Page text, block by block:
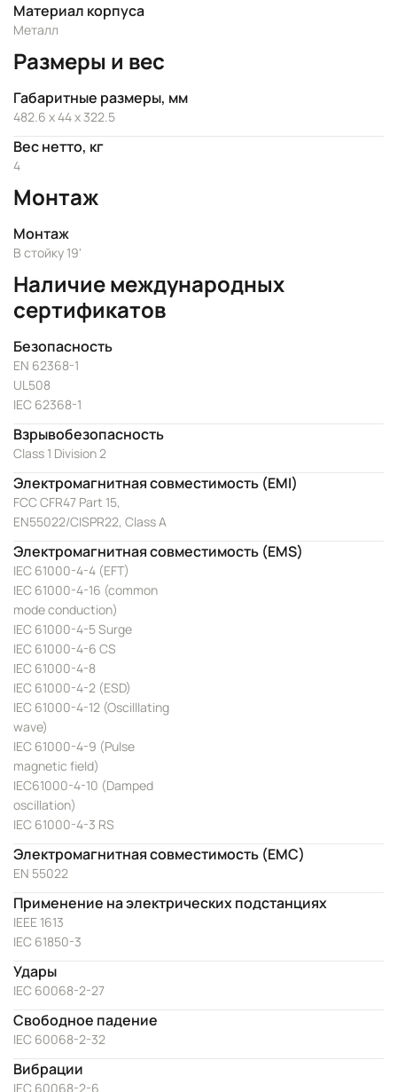
Материал корпуса
Металл
Размеры и вес
Габаритные размеры, мм
482.6 x 44 x 322.5
Вес нетто, кг
4
Монтаж
Монтаж
В стойку 19'
Наличие международных
сертификатов
Безопасность
EN 62368-1
UL508
IEC 62368-1
Взрывобезопасность
Class 1 Division 2
Электромагнитная совместимость (EMI)
FCC CFR47 Part 15,
EN55022/CISPR22, Class A
Электромагнитная совместимость (EMS)
IEC 61000-4-4 (EFT)
IEC 61000-4-16 (common
mode conduction)
IEC 61000-4-5 Surge
IEC 61000-4-6 CS
IEC 61000-4-8
IEC 61000-4-2 (ESD)
IEC 61000-4-12 (Oscilllating
wave)
IEC 61000-4-9 (Pulse
magnetic field)
IEC61000-4-10 (Damped
oscillation)
IEC 61000-4-3 RS
Электромагнитная совместимость (EMC)
EN 55022
Применение на электрических подстанциях
IEEE 1613
IEC 61850-3
Удары
IEC 60068-2-27
Свободное падение
IEC 60068-2-32
Вибрации
IEC 60068-2-6